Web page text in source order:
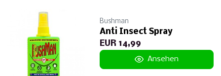
Bushman
Anti Insect Spray
EUR 14,99
Ansehen